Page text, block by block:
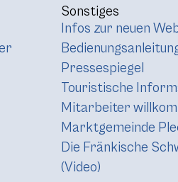
Sonstiges
Infos zur neuen
Pressespiegel
Touristische
Mitarbeiter
Marktgemeinde
Die Fränkische
(Video)